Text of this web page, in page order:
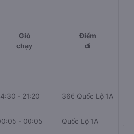
Giờ
chạy
Điểm
đi
- 21:20 366 Quốc Lộ 1A 23
- 00:05 Quốc Lộ 1A
1A